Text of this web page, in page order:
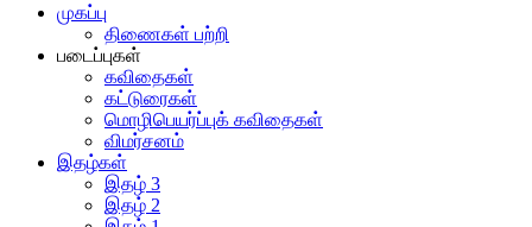
முகப்பு
திணைகள் பற்றி
படைப்புகள்
கவிதைகள்
கட்டுரைகள்
மொழிபெயர்ப்புக் கவிதைகள்
விமர்சனம்
இதழ்கள்
இதழ் 3
இதழ் 2